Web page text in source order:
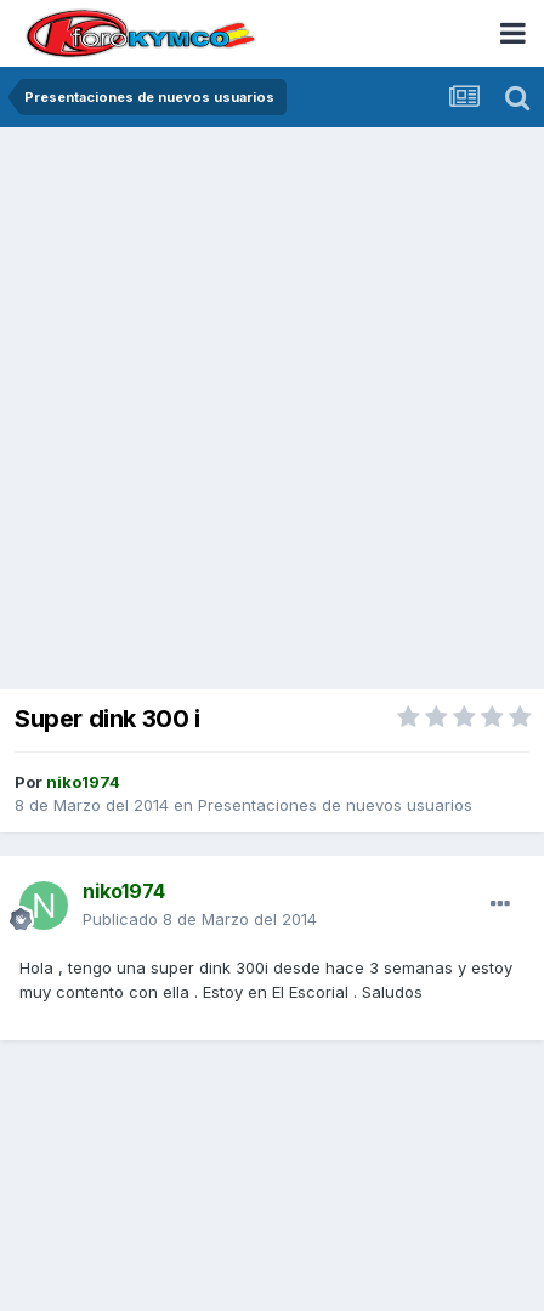
Presentaciones de nuevos usuarios
Super dink 300 i
Por niko1974
8 de Marzo del 2014 en Presentaciones de nuevos usuarios
niko1974
Publicado 8 de Marzo del 2014
Hola , tengo una super dink 300i desde hace 3 semanas y estoy
muy contento con ella . Estoy en El Escorial . Saludos